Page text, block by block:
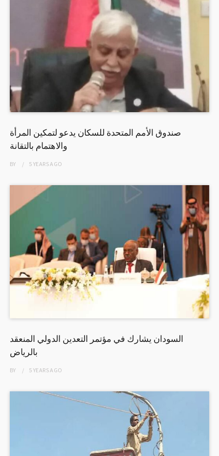
صندوق الأمم المتحدة للسكان يدعو لتمكين المرأة
والاهتمام بالتقانة
BY 5 YEARSAGO
السودان يشارك في مؤتمر التعدين الدولي المنعقد
بالرياض
BY 5 YEARSAGO